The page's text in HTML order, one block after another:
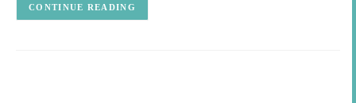
CONTINUE READING